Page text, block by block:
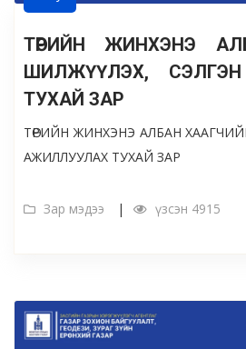
ТӨРИЙН ЖИНХЭНЭ
ШИЛЖҮҮЛЭХ,
ТУХАЙ ЗАР
ТӨРИЙН ЖИНХЭНЭ АЛБАН
АЖИЛЛУУЛАХ ТУХАЙ ЗАР
Зар мэдээ үзсэн 4915